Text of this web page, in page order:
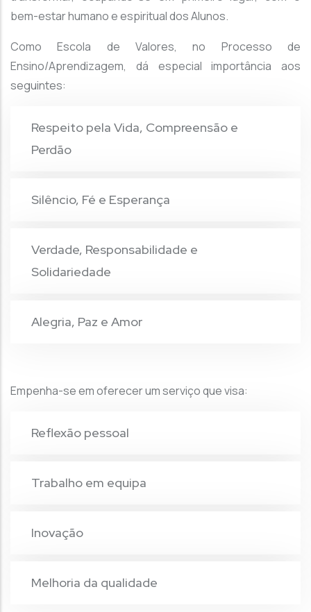
bem-estar humano e espiritual dos Alunos.
Como Escola de Valores, no Processo de
Ensino/Aprendizagem, dá especial importância aos
seguintes:
Respeito pela Vida, Compreensão e
Perdão
Silêncio, Fé e Esperança
Verdade, Responsabilidade e
Solidariedade
Alegria, Paz e Amor
Empenha-se em oferecer um serviço que visa:
Reflexão pessoal
Trabalho em equipa
Inovação
Melhoria da qualidade